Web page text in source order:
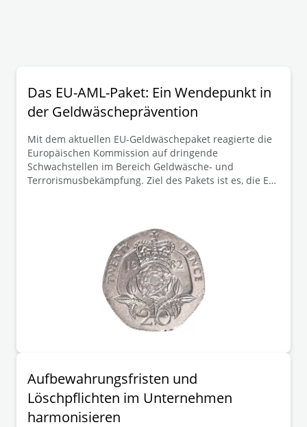
Das EU-AML-Paket: Ein Wendepunkt in
der Geldwäscheprävention
Mit dem aktuellen EU-Geldwäschepaket reagierte die
Europäischen Kommission auf dringende
Schwachstellen im Bereich Geldwäsche- und
Terrorismusbekämpfung. Ziel des Pakets ist es, die EU-
auch bestehende Gesetzeslücken in den
Mitgliedstaaten geschlossen werden.
Aufbewahrungsfristen und
Löschpflichten im Unternehmen
harmonisieren